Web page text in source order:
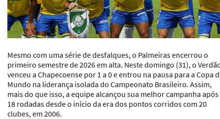
Mesmo com uma série de desfalques, o Palmeirasencerrou o
primeiro semestre de 2026 em alta. Neste domingo (31), o
venceu a Chapecoense por 1 a 0 e entrou na pausa para a Copa
Mundo na liderança isolada do Campeonato Brasileiro. Assim,
mais do que isso, a equipe alcançou sua melhor campanha após
18 rodadas desde o início da era dos pontos corridos com 20
clubes, em 2006.